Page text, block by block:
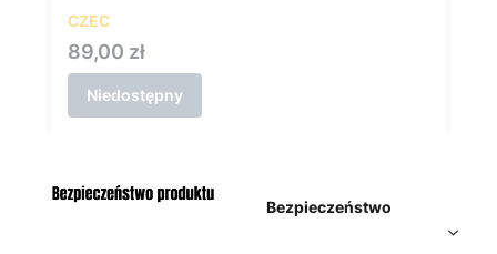
CZEC
Cena
89,00 zł
Niedostępny
Bezpieczeństwo